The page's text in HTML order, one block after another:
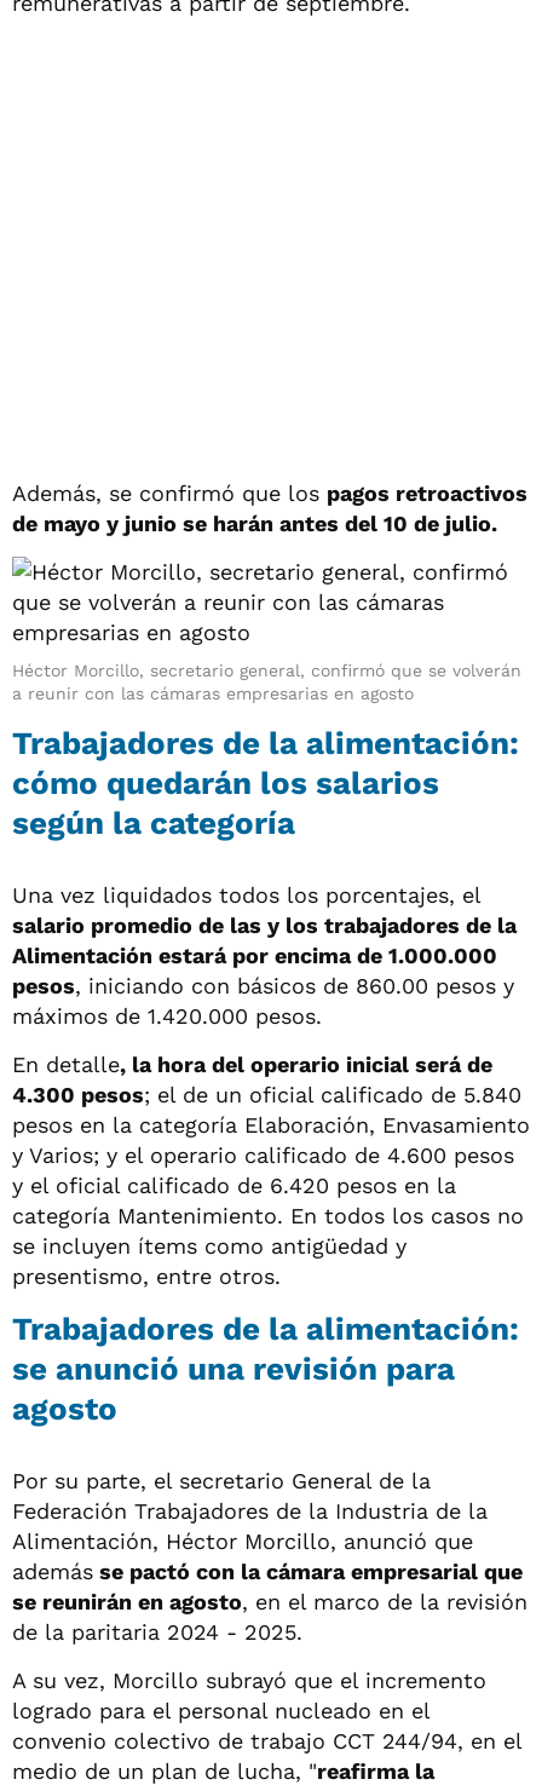
Además, se confirmó que los pagos retroactivos
de mayo y junio se harán antes del 10 de julio.
Héctor Morcillo, secretario general, confirmó que se volverán
a reunir con las cámaras empresarias en agosto
Trabajadores de la alimentación:
cómo quedarán los salarios
según la categoría
Una vez liquidados todos los porcentajes, el
salario promedio de las y los trabajadores de la
Alimentación estará por encima de 1.000.000
pesos, iniciando con básicos de 860.00 pesos y
máximos de 1.420.000 pesos.
En detalle, la hora del operario inicial será de
4.300 pesos; el de un oficial calificado de 5.840
pesos en la categoría Elaboración, Envasamiento
y Varios; y el operario calificado de 4.600 pesos
y el oficial calificado de 6.420 pesos en la
categoría Mantenimiento. En todos los casos no
se incluyen ítems como antigüedad y
presentismo, entre otros.
Trabajadores de la alimentación:
se anunció una revisión para
agosto
Por su parte, el secretario General de la
Federación Trabajadores de la Industria de la
Alimentación, Héctor Morcillo, anunció que
además se pactó con la cámara empresarial que
se reunirán en agosto, en el marco de la revisión
de la paritaria 2024 - 2025.
A su vez, Morcillo subrayó que el incremento
logrado para el personal nucleado en el
convenio colectivo de trabajo CCT 244/94, en el
medio de un plan de lucha, "reafirma la